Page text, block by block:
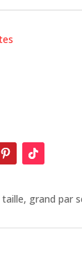
grand par